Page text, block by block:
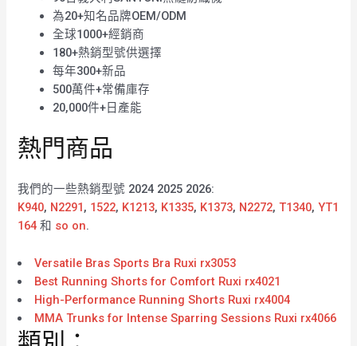
為20+知名品牌OEM/ODM
全球1000+經銷商
180+熱銷型號供選擇
每年300+新品
500萬件+常備庫存
20,000件+日產能
熱門商品
我們的一些熱銷型號 2024 2025 2026:
K940, N2291 , 1522, K1213, K1335, K1373, N2272,T1340,YT1
164 和 so on.
Versatile Bras Sports Bra Ruxi rx3053
Best Running Shorts for Comfort Ruxi rx4021
High-Performance Running Shorts Ruxi rx4004
MMA Trunks for Intense Sparring Sessions Ruxi rx4066